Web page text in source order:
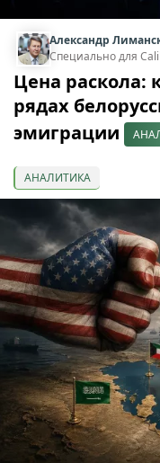
Александр
Специально для
Цена раскола:
рядах
эмиграции
АНАЛИТИКА